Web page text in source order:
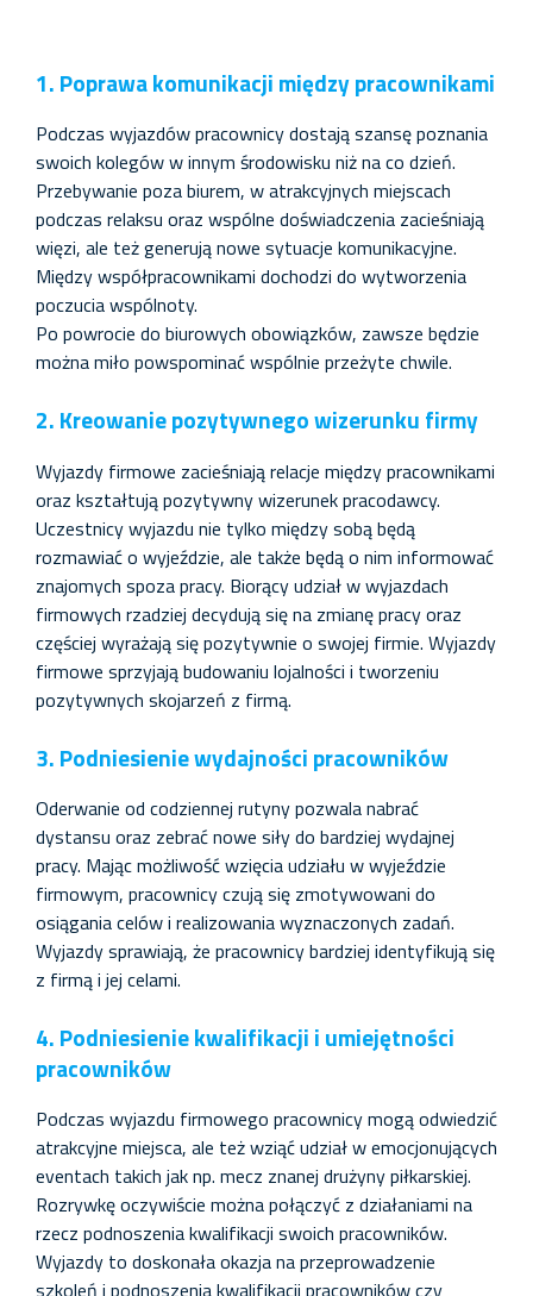
1. Poprawa komunikacji między pracownikami
Podczas wyjazdów pracownicy dostają szansę poznania
swoich kolegów w innym środowisku niż na co dzień.
Przebywanie poza biurem, w atrakcyjnych miejscach
podczas relaksu oraz wspólne doświadczenia zacieśniają
więzi, ale też generują nowe sytuacje komunikacyjne.
Między współpracownikami dochodzi do wytworzenia
poczucia wspólnoty.
Po powrocie do biurowych obowiązków, zawsze będzie
można miło powspominać wspólnie przeżyte chwile.
2. Kreowanie pozytywnego wizerunku firmy
Wyjazdy firmowe zacieśniają relacje między pracownikami
oraz kształtują pozytywny wizerunek pracodawcy.
Uczestnicy wyjazdu nie tylko między sobą będą
rozmawiać o wyjeździe, ale także będą o nim informować
znajomych spoza pracy. Biorący udział w wyjazdach
firmowych rzadziej decydują się na zmianę pracy oraz
częściej wyrażają się pozytywnie o swojej firmie. Wyjazdy
firmowe sprzyjają budowaniu lojalności i tworzeniu
pozytywnych skojarzeń z firmą.
3. Podniesienie wydajności pracowników
Oderwanie od codziennej rutyny pozwala nabrać
dystansu oraz zebrać nowe siły do bardziej wydajnej
pracy. Mając możliwość wzięcia udziału w wyjeździe
firmowym, pracownicy czują się zmotywowani do
osiągania celów i realizowania wyznaczonych zadań.
Wyjazdy sprawiają, że pracownicy bardziej identyfikują się
z firmą i jej celami.
4. Podniesienie kwalifikacji i umiejętności
pracowników
Podczas wyjazdu firmowego pracownicy mogą odwiedzić
atrakcyjne miejsca, ale też wziąć udział w emocjonujących
eventach takich jak np. mecz znanej drużyny piłkarskiej.
Rozrywkę oczywiście można połączyć z działaniami na
rzecz podnoszenia kwalifikacji swoich pracowników.
Wyjazdy to doskonała okazja na przeprowadzenie
szkoleń i podnoszenia kwalifikacji pracowników czy